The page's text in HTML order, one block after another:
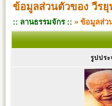
ข้อมูลส่วนตัวของ วีรยุ
:: ลานธรรมจักร :: » ข้อมูลส่ว
รูปประ